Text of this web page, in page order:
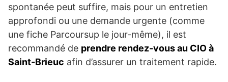
spontanée peut suffire, mais pour un entretien
approfondi ou une demande urgente (comme
une fiche Parcoursup le jour-même), il est
recommandé de prendre rendez-vous au CIO à
Saint-Brieuc afin d’assurer un traitement rapide.